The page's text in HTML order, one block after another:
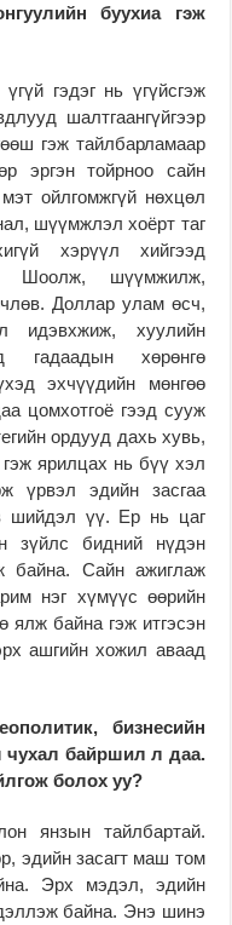
буухиа гэж
гэдэг нь үгүйсгэж
шалтгаангүйгээр
гэж тайлбарламаар
эргэн тойрноо сайн
ойлгомжгүй нөхцөл
шүүмжлэл хоёрт таг
хэрүүл хийгээд
Шоолж, шүүмжилж,
Доллар улам өсч,
идэвхжиж, хуулийн
гадаадын хөрөнгө
эхчүүдийн мөнгөө
цомхотгоё гээд сууж
ордууд дахь хувь,
ярилцах нь бүү хэл
үрвэл эдийн засгаа
шийдэл үү. Ер нь цаг
зүйлс бидний нүдэн
байна. Сайн ажиглаж
нэг хүмүүс өөрийн
ялж байна гэж итгэсэн
ашгийн хожил аваад
бизнесийн
чухал байршил л даа.
болох уу?
янзын тайлбартай.
эдийн засагт маш том
Эрх мэдэл, эдийн
байна. Энэ шинэ